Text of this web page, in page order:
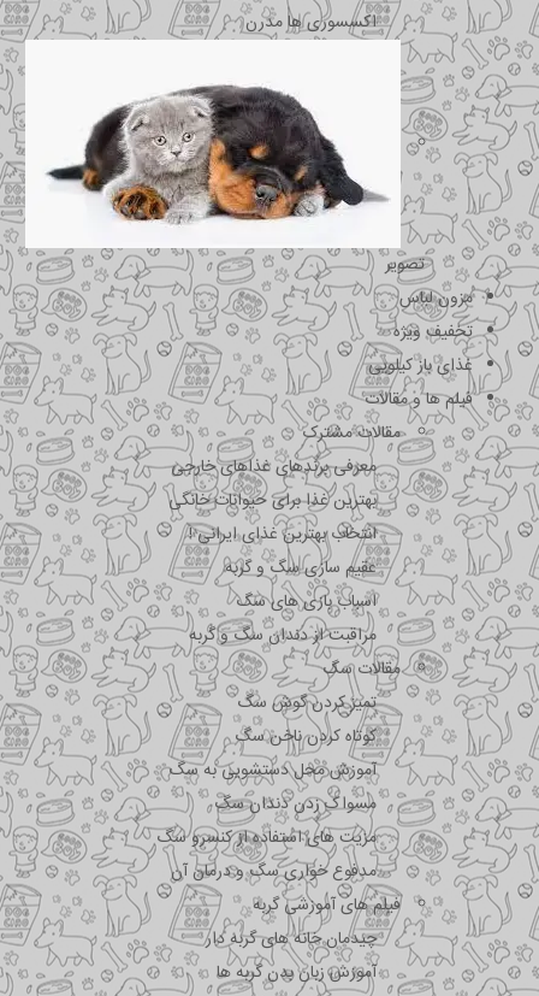
اکسسوری ها مدرن
تصویر
مزون لباس
تخفیف ویژه
غذای باز کیلویی
فیلم ها و مقالات
مقالات مشترک
معرفی برندهای غذاهای خارجی
بهترین غذا برای حیوانات خانگی
انتخاب بهترین غذای ایرانی !
عقیم سازی سگ و گربه
اسباب بازی های سگ
مراقبت از دندان سگ و گربه
مقالات سگ
تمیز کردن گوش سگ
کوتاه کردن ناخن سگ
آموزش محل دستشویی به سگ
مسواک زدن دندان سگ
مزیت های استفاده از کنسرو سگ
مدفوع خواری سگ و درمان آن
فیلم های آموزشی گربه
چیدمان خانه های گربه دار
آموزش زبان بدن گربه ها